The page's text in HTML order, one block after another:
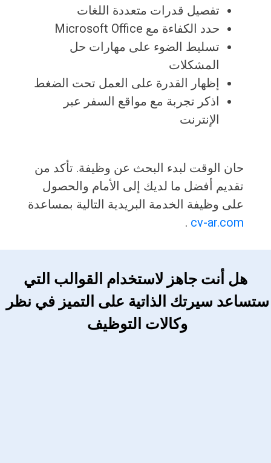
تفصيل قدرات متعددة اللغات
حدد الكفاءة مع Microsoft Office
تسليط الضوء على مهارات حل
المشكلات
إظهار القدرة على العمل تحت الضغط
اذكر تجربة مع مواقع السفر عبر
الإنترنت
حان الوقت لبدء البحث عن وظيفة. تأكد من
تقديم أفضل ما لديك إلى الأمام والحصول
على وظيفة الخدمة البريدية التالية بمساعدة
cv-ar.com
.
هل أنت جاهز لاستخدام القوالب التي
ستساعد سيرتك الذاتية على التميز في نظر
وكالات التوظيف